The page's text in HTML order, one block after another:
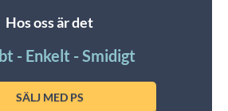
Hos oss är det
- Enkelt - Smidigt
SÄLJ MED PS